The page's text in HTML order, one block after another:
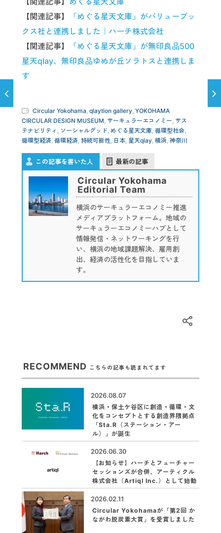
【関連記事】
「めぐる星天文庫」がバリューブッ
クス社と連携しました｜ハーチ株式会社
【関連記事】
「めぐる星天文庫」が無印良品500
星天qlay、無印良品ゆめが丘ソラトスと連携しま
す
Circular Yokohama qlaytion gallery YOKOHAMA
CIRCULAR DESIGN MUSEUM サーキュラーエコノミー サス
テナビリティ
ソーシャルグッド めぐる星天文庫 循環型社会
循環型経済 循環経済 持続可能性 日本 星天qlay 横浜 神奈川
この記事を書いた人 最新の記事
Circular Yokohama
Editorial Team
横浜のサーキュラーエコノミー推進
メディアプラットフォーム。地域の
サーキュラーエコノミーハブとして
情報発信・ネットワーキングを行
い、横浜の地域課題解決、雇用創
出、経済の活性化を目指していま
す。
RECOMMEND こちらの記事も読まれてます
2026.08.07
横浜・保土ケ谷区に創造・循環・文
化をコンセプトとする創造界隈拠点
「Sta.R（ステーション・アー
ル）」が誕生
2026.06.30
【お知らせ】ハーチとフューチャー
セッションズが合併、アーティクル
株式会社（Artiql Inc.）として始動
2026.02.11
Circular Yokohamaが「第2回 か
ながわ脱炭素大賞」を受賞しました